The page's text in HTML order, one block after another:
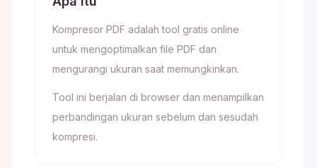
Kompresor PDF adalah tool gratis online
untuk mengoptimalkan file PDF dan
mengurangi ukuran saat memungkinkan.
Tool ini berjalan di browser dan menampilkan
perbandingan ukuran sebelum dan sesudah
kompresi.